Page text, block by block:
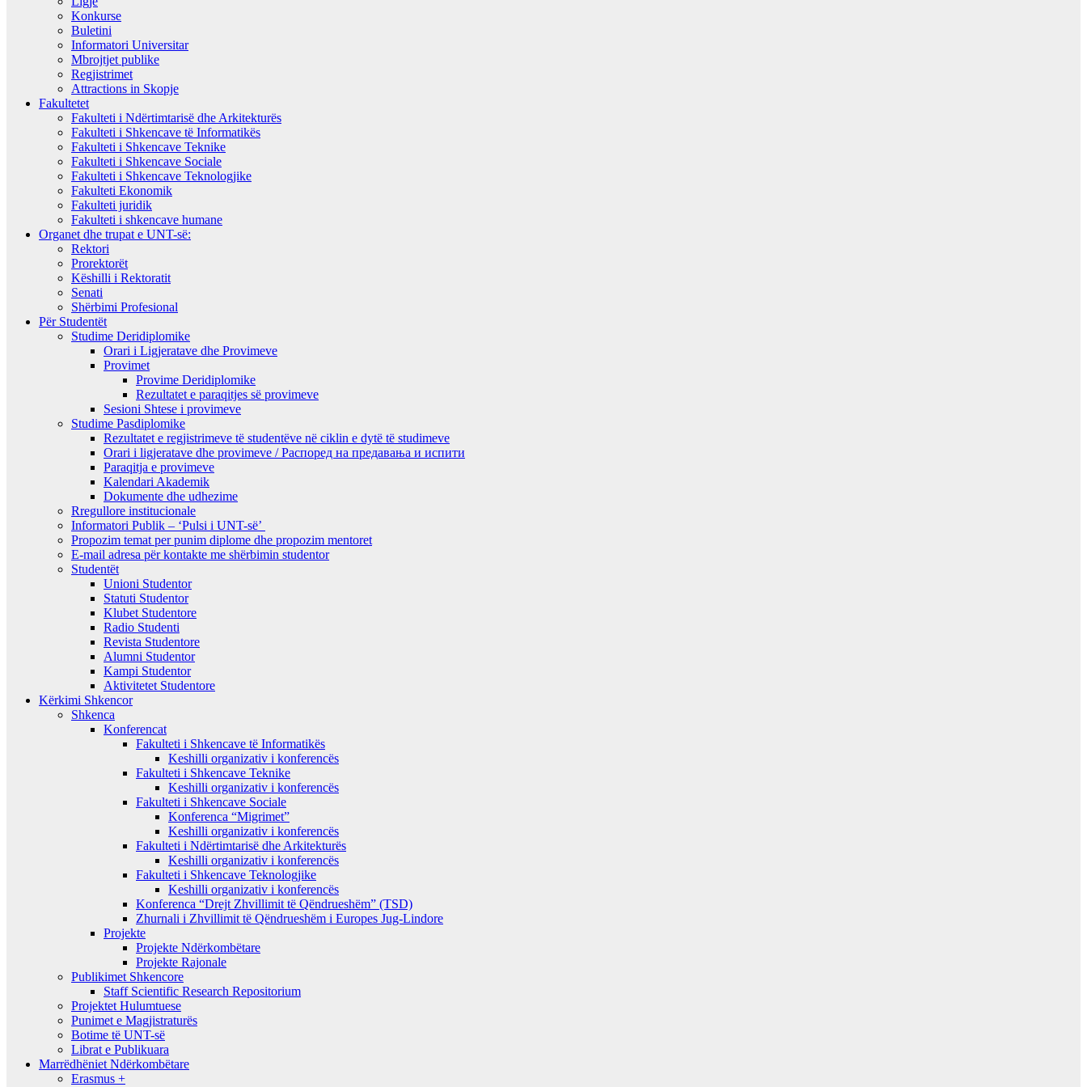
Konkurse
Buletini
Informatori Universitar
Mbrojtjet publike
Regjistrimet
Attractions in Skopje
Fakultetet
Fakulteti i Ndërtimtarisë dhe Arkitekturës
Fakulteti i Shkencave të Informatikës
Fakulteti i Shkencave Teknike
Fakulteti i Shkencave Sociale
Fakulteti i Shkencave Teknologjike
Fakulteti Ekonomik
Fakulteti juridik
Fakulteti i shkencave humane
Organet dhe trupat e UNT-së:
Rektori
Prorektorët
Këshilli i Rektoratit
Senati
Shërbimi Profesional
Për Studentët
Studime Deridiplomike
Orari i Ligjeratave dhe Provimeve
Provimet
Provime Deridiplomike
Rezultatet e paraqitjes së provimeve
Sesioni Shtese i provimeve
Studime Pasdiplomike
Rezultatet e regjistrimeve të studentëve në ciklin e dytë të studimeve
Orari i ligjeratave dhe provimeve / Распоред на предавањa и испити
Paraqitja e provimeve
Kalendari Akademik
Dokumente dhe udhezime
Rregullore institucionale
Informatori Publik – ‘Pulsi i UNT-së’
Propozim temat per punim diplome dhe propozim mentoret
E-mail adresa për kontakte me shërbimin studentor
Studentët
Unioni Studentor
Statuti Studentor
Klubet Studentore
Radio Studenti
Revista Studentore
Alumni Studentor
Kampi Studentor
Aktivitetet Studentore
Kërkimi Shkencor
Shkenca
Konferencat
Fakulteti i Shkencave të Informatikës
Keshilli organizativ i konferencës
Fakulteti i Shkencave Teknike
Keshilli organizativ i konferencës
Fakulteti i Shkencave Sociale
Konferenca “Migrimet”
Keshilli organizativ i konferencës
Fakulteti i Ndërtimtarisë dhe Arkitekturës
Keshilli organizativ i konferencës
Fakulteti i Shkencave Teknologjike
Keshilli organizativ i konferencës
Konferenca “Drejt Zhvillimit të Qëndrueshëm” (TSD)
Zhurnali i Zhvillimit të Qëndrueshëm i Europes Jug-Lindore
Projekte
Projekte Ndërkombëtare
Projekte Rajonale
Publikimet Shkencore
Staff Scientific Research Repositorium
Projektet Hulumtuese
Punimet e Magjistraturës
Botime të UNT-së
Librat e Publikuara
Marrëdhëniet Ndërkombëtare
Erasmus +